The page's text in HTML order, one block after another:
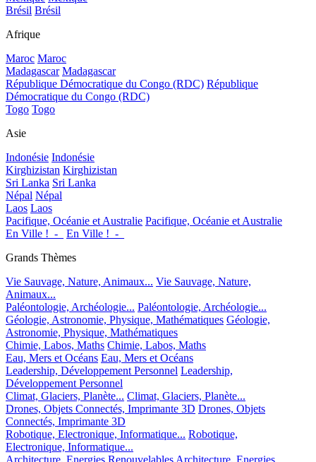
Brésil Brésil
Afrique
Maroc Maroc
Madagascar Madagascar
République Démocratique du Congo (RDC) République
Démocratique du Congo (RDC)
Togo Togo
Asie
Indonésie Indonésie
Kirghizistan Kirghizistan
Sri Lanka Sri Lanka
Népal Népal
Laos Laos
Pacifique, Océanie et Australie Pacifique, Océanie et Australie
En Ville !_-_
En Ville !_-_
Grands Thèmes
Vie Sauvage, Nature, Animaux... Vie Sauvage, Nature,
Animaux...
Paléontologie, Archéologie... Paléontologie, Archéologie...
Géologie, Astronomie, Physique, Mathématiques Géologie,
Astronomie, Physique, Mathématiques
Chimie, Labos, Maths Chimie, Labos, Maths
Eau, Mers et Océans Eau, Mers et Océans
Leadership, Développement Personnel Leadership,
Développement Personnel
Climat, Glaciers, Planète... Climat, Glaciers, Planète...
Drones, Objets Connectés, Imprimante 3D Drones, Objets
Connectés, Imprimante 3D
Robotique, Electronique, Informatique... Robotique,
Electronique, Informatique...
Architecture, Energies Renouvelables Architecture, Energies